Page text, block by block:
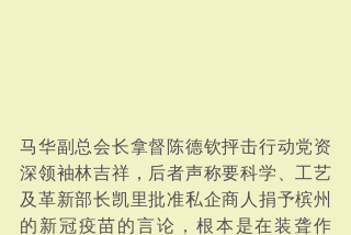
马华副总会长拿督陈德钦抨击行动党资
深领袖林吉祥，后者声称要科学、工艺
及革新部长凯里批准私企商人捐予槟州
的新冠疫苗的言论，根本是在装聋作